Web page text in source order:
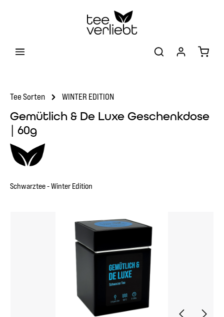
Tee Sorten WINTER EDITION
Gemütlich & De Luxe Geschenkdose
| 60g
Schwarztee - Winter Edition